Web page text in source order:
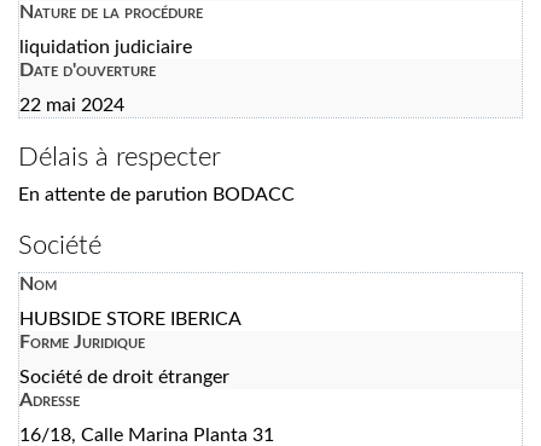
Nature de la procédure
liquidation judiciaire
Date d'ouverture
22 mai 2024
Délais à respecter
En attente de parution BODACC
Société
Nom
HUBSIDE STORE IBERICA
Forme Juridique
Société de droit étranger
Adresse
16/18, Calle Marina Planta 31